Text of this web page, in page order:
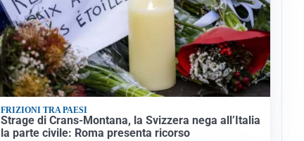
FRIZIONI TRA PAESI
Strage di Crans-Montana, la Svizzera nega all’Italia
la parte civile: Roma presenta ricorso